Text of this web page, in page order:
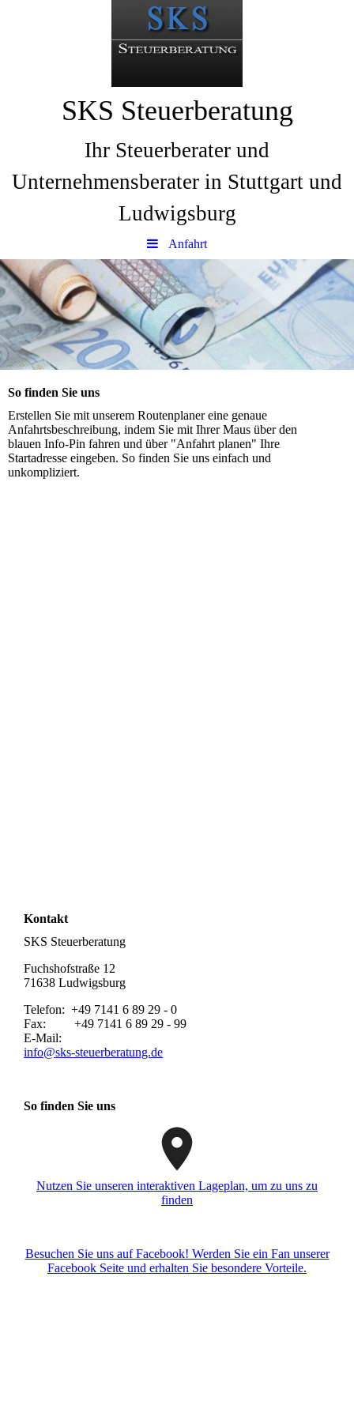
SKS Steuerberatung
Ihr Steuerberater und
Unternehmensberater in Stuttgart und
Ludwigsburg
Anfahrt
So finden Sie uns
Erstellen Sie mit unserem Routenplaner eine genaue
Anfahrtsbeschreibung, indem Sie mit Ihrer Maus über den
blauen Info-Pin fahren und über "Anfahrt planen" Ihre
Startadresse eingeben. So finden Sie uns einfach und
unkompliziert.
Kontakt
SKS Steuerberatung
Fuchshofstraße 12
71638 Ludwigsburg
Telefon: +49 7141 6 89 29 - 0
Fax: +49 7141 6 89 29 - 99
E-Mail:
info@sks-steuerberatung.de
So finden Sie uns
Nutzen Sie unseren interaktiven La­ge­plan, um zu uns zu
finden
Besuchen Sie uns auf Facebook! Werden Sie ein Fan unserer
Facebook Seite und erhalten Sie besondere Vorteile.